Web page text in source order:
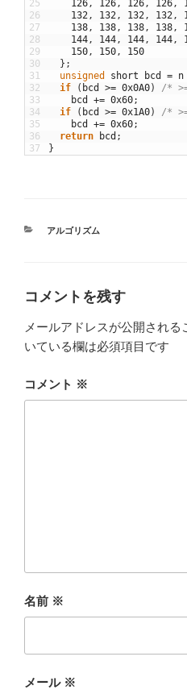
25
26
27
28
29
30
31
32
33
34
35
36
37
126, 126, 126, 126,
132, 132, 132, 132,
138, 138, 138, 138,
144, 144, 144, 144,
150, 150, 150
} ;
unsigned
short bcd = n
if
( bcd >= 0x0A0)
/*
bcd
+= 0x60;
if
( bcd >= 0x1A0)
/*
bcd
+= 0x60;
return
bcd ;
}
カ
アルゴリズム
コメントを残す
メールアドレスが公開される
いている欄は必須項目です
コメント ※
名前 ※
メール ※